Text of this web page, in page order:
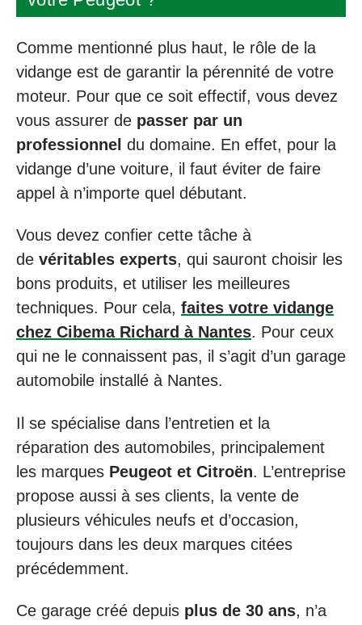
Comme mentionné plus haut, le rôle de la
vidange est de garantir la pérennité de votre
moteur. Pour que ce soit effectif, vous devez
vous assurer de passer par un
professionnel du domaine. En effet, pour la
vidange d’une voiture, il faut éviter de faire
appel à n’importe quel débutant.
Vous devez confier cette tâche à
de véritables experts, qui sauront choisir les
bons produits, et utiliser les meilleures
techniques. Pour cela, faites votre vidange
chez Cibema Richard à Nantes. Pour ceux
qui ne le connaissent pas, il s’agit d’un garage
automobile installé à Nantes.
Il se spécialise dans l’entretien et la
réparation des automobiles, principalement
les marques Peugeot et Citroën. L’entreprise
propose aussi à ses clients, la vente de
plusieurs véhicules neufs et d’occasion,
toujours dans les deux marques citées
précédemment.
Ce garage créé depuis plus de 30 ans, n’a